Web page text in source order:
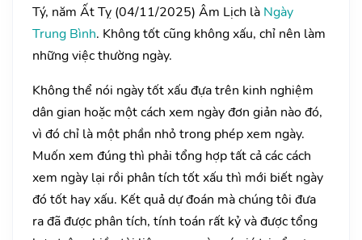
Tý, năm Ất Tỵ (04/11/2025) Âm Lịch là Ngày
Trung Bình. Không tốt cũng không xấu, chỉ nên làm
những việc thường ngày.
Không thể nói ngày tốt xấu đựa trên kinh nghiệm
dân gian hoặc một cách xem ngày đơn giản nào đó,
vì đó chỉ là một phần nhỏ trong phép xem ngày.
Muốn xem đúng thì phải tổng hợp tất cả các cách
xem ngày lại rồi phân tích tốt xấu thì mới biết ngày
đó tốt hay xấu. Kết quả dự đoán mà chúng tôi đưa
ra đã được phân tích, tính toán rất kỷ và được tổng